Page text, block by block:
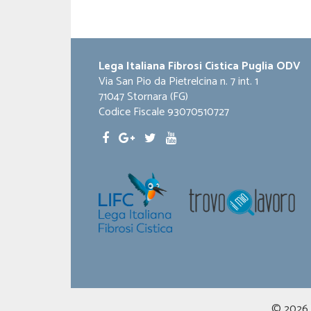
Lega Italiana Fibrosi Cistica Puglia ODV
Via San Pio da Pietrelcina n. 7 int. 1
71047 Stornara (FG)
Codice Fiscale 93070510727